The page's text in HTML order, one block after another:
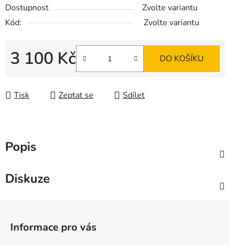
Dostupnost
Zvolte variantu
Kód:
Zvolte variantu
3 100 Kč DO KOŠÍKU
Tisk Zeptat se Sdílet
Popis
Diskuze
Informace pro vás